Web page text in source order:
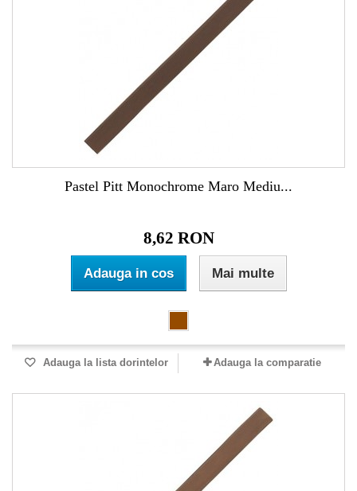
Pastel Pitt Monochrome Maro Mediu...
8,62 RON
Adauga in cos Mai multe
Adauga la lista dorintelor Adauga la comparatie